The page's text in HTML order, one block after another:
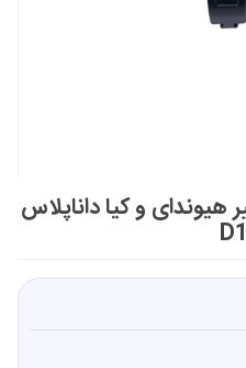
هیوندای و کیا داناپلاس